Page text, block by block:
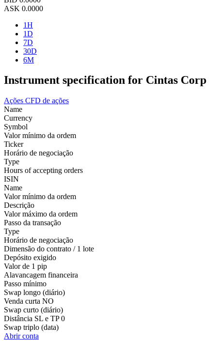
ASK 0.0000
1H
1D
7D
30D
6M
Instrument specification for Cintas Corp
Ações CFD de ações
Name
Currency
Symbol
Valor mínimo da ordem
Ticker
Horário de negociação
Type
Hours of accepting orders
ISIN
Name
Valor mínimo da ordem
Descrição
Valor máximo da ordem
Passo da transação
Type
Horário de negociação
Dimensão do contrato / 1 lote
Depósito exigido
Valor de 1 pip
Alavancagem financeira
Passo mínimo
Swap longo (diário)
Venda curta NO
Swap curto (diário)
Distância SL e TP 0
Swap triplo (data)
Abrir conta